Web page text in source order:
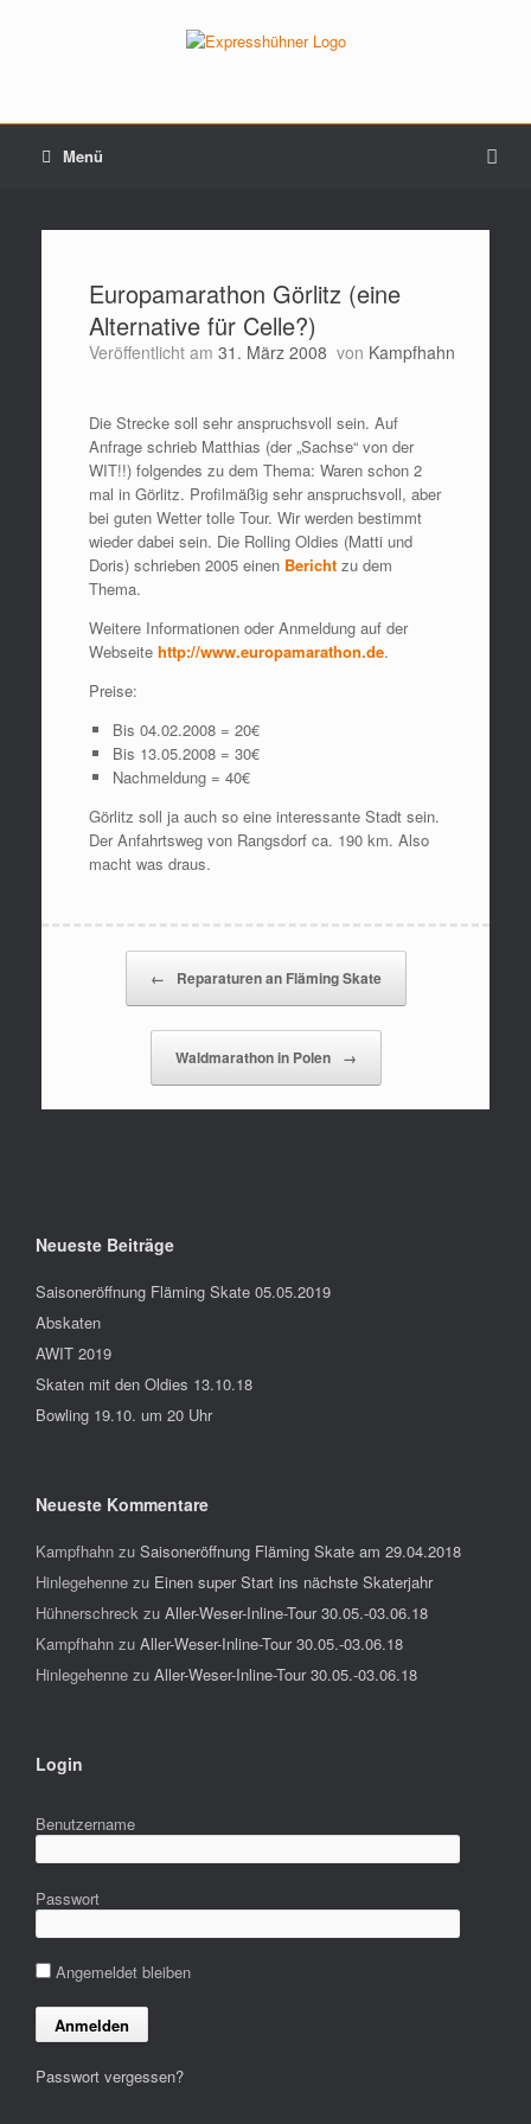
Menü
Europamarathon Görlitz (eine
Alternative für Celle?)
Veröffentlicht am 31. März 2008 von Kampfhahn
Die Strecke soll sehr anspruchsvoll sein. Auf
Anfrage schrieb Matthias (der „Sachse“ von der
WIT!!) folgendes zu dem Thema: Waren schon 2
mal in Görlitz. Profilmäßig sehr anspruchsvoll, aber
bei guten Wetter tolle Tour. Wir werden bestimmt
wieder dabei sein. Die Rolling Oldies (Matti und
Doris) schrieben 2005 einen Bericht zu dem
Thema.
Weitere Informationen oder Anmeldung auf der
Webseite http://www.europamarathon.de.
Preise:
Bis 04.02.2008 = 20€
Bis 13.05.2008 = 30€
Nachmeldung = 40€
Görlitz soll ja auch so eine interessante Stadt sein.
Der Anfahrtsweg von Rangsdorf ca. 190 km. Also
macht was draus.
← Reparaturen an Fläming Skate
Waldmarathon in Polen →
Neueste Beiträge
Saisoneröffnung Fläming Skate 05.05.2019
Abskaten
AWIT 2019
Skaten mit den Oldies 13.10.18
Bowling 19.10. um 20 Uhr
Neueste Kommentare
Kampfhahn zu Saisoneröffnung Fläming Skate am 29.04.2018
Hinlegehenne zu Einen super Start ins nächste Skaterjahr
Hühnerschreck zu Aller-Weser-Inline-Tour 30.05.-03.06.18
Kampfhahn zu Aller-Weser-Inline-Tour 30.05.-03.06.18
Hinlegehenne zu Aller-Weser-Inline-Tour 30.05.-03.06.18
Login
Benutzername
Passwort
Angemeldet bleiben
Passwort vergessen?